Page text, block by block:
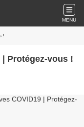
MENU
!
| Protégez-vous !